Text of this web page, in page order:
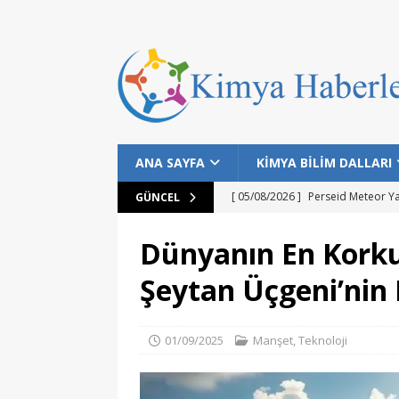
ANA SAYFA KİMYA BİLİM DALLARI
GÜNCEL [ 05/08/2026 ] Perseid Meteor
[ 25/07/2026 ] NASA Datalarıyla
MANŞET
MANŞET
[ 05/08/2026 ]
Dünyanın En
Şeytan
01/09/2025 Manşet,Teknoloji